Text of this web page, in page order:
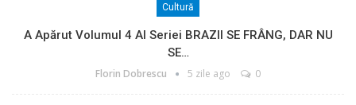
Cultură
A Apărut Volumul 4 Al Seriei BRAZII SE FRÂNG, DAR NU
SE…
Florin Dobrescu 5 zile ago 0